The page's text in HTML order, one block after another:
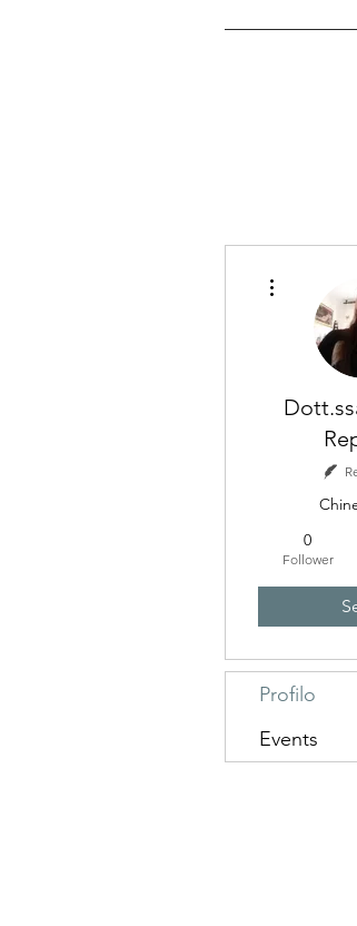
0
Follower
Profilo
Events